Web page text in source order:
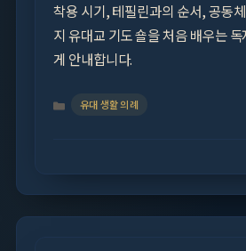
착용 시기, 테필린과의 순서, 공동
지 유대교 기도 숄을 처음 배우는
게 안내합니다.
Categories유대 생활 의례